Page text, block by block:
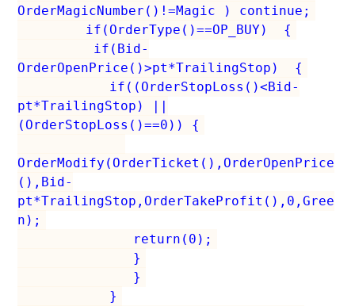
OrderMagicNumber()!=Magic ) continue;
if(OrderType()==OP_BUY) {
if(Bid-
OrderOpenPrice()>pt*TrailingStop) {
if((OrderStopLoss()<Bid-
pt*TrailingStop) ||
(OrderStopLoss()==0)) {
OrderModify(OrderTicket(),OrderOpenPrice
(),Bid-
pt*TrailingStop,OrderTakeProfit(),0,Gree
n);
return(0);
}
}
}